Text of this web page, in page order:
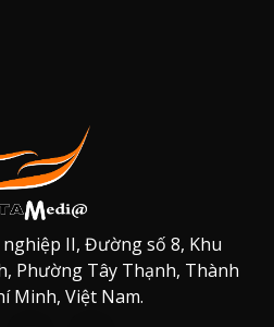
II, Đường số 8, Khu
Phường Tây Thạnh, Thành
Minh, Việt Nam.